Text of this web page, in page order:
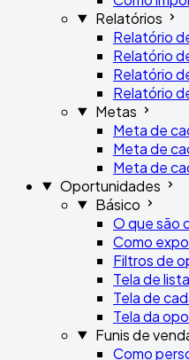
Relatórios
Relatório
Relatório
Relatório
Relatório
Metas
Meta de
Meta de
Meta de
Oportunidades
Básico
O que são
Como
Filtros de
Tela de
Tela de
Tela da
Funis de
Como